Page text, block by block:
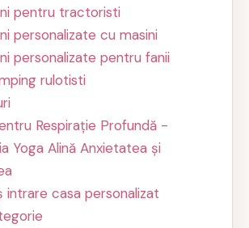
pentru tractoristi
personalizate cu masini
personalizate pentru fanii
rulotisti
Respirație Profundă -
Yoga Alină Anxietatea și
intrare casa personalizat